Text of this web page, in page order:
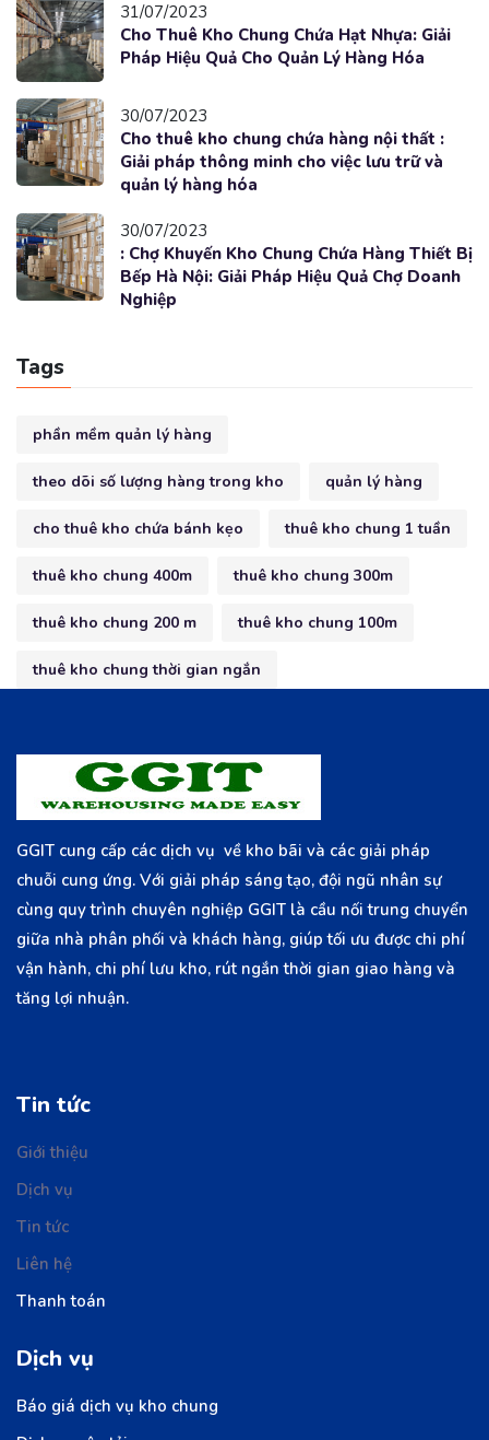
31/07/2023
Cho Thuê Kho Chung Chứa Hạt Nhựa: Giải
Pháp Hiệu Quả Cho Quản Lý Hàng Hóa
30/07/2023
Cho thuê kho chung chứa hàng nội thất :
Giải pháp thông minh cho việc lưu trữ và
quản lý hàng hóa
30/07/2023
: Chợ Khuyến Kho Chung Chứa Hàng Thiết Bị
Bếp Hà Nội: Giải Pháp Hiệu Quả Chợ Doanh
Nghiệp
Tags
phần mềm quản lý hàng
theo dõi số lượng hàng trong kho quản lý hàng
cho thuê kho chứa bánh kẹo thuê kho chung 1 tuần
thuê kho chung 400m thuê kho chung 300m
thuê kho chung 200 m thuê kho chung 100m
thuê kho chung thời gian ngắn
GGIT cung cấp các dịch vụ về kho bãi và các giải pháp
chuỗi cung ứng. Với giải pháp sáng tạo, đội ngũ nhân sự
cùng quy trình chuyên nghiệp GGIT là cầu nối trung chuyển
giữa nhà phân phối và khách hàng, giúp tối ưu được chi phí
vận hành, chi phí lưu kho, rút ngắn thời gian giao hàng và
tăng lợi nhuận.
Tin tức
Giới thiệu
Dịch vụ
Tin tức
Liên hệ
Thanh toán
Dịch vụ
Báo giá dịch vụ kho chung